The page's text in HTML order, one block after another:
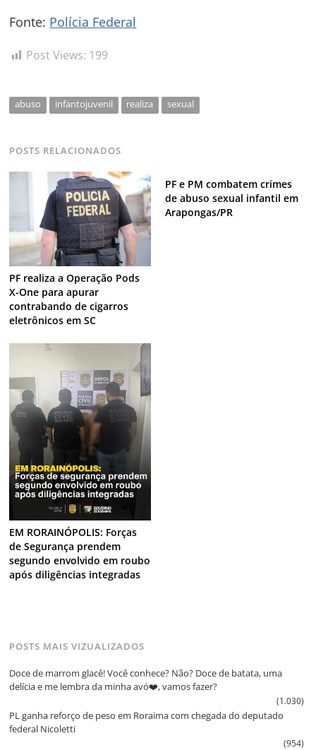
Fonte: Polícia Federal
Post Views: 199
abuso infantojuvenil realiza sexual
POSTS RELACIONADOS
PF realiza a Operação Pods
X-One para apurar
contrabando de cigarros
eletrônicos em SC
PF e PM combatem crimes
de abuso sexual infantil em
Arapongas/PR
EM RORAINÓPOLIS: Forças
de Segurança prendem
segundo envolvido em roubo
após diligências integradas
POSTS MAIS VIZUALIZADOS
Doce de marrom glacê! Você conhece? Não? Doce de batata, uma
delícia e me lembra da minha avó❤️, vamos fazer?
(1.030)
PL ganha reforço de peso em Roraima com chegada do deputado
federal Nicoletti
(954)